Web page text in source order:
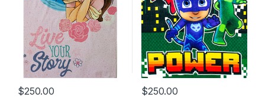
$250.00 $250.00